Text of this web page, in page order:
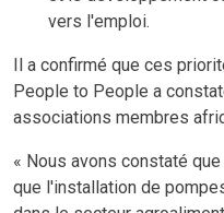
vers l'emploi.
Il a confirmé que ces
People to People a
associations membres
« Nous avons constaté
que l'installation de